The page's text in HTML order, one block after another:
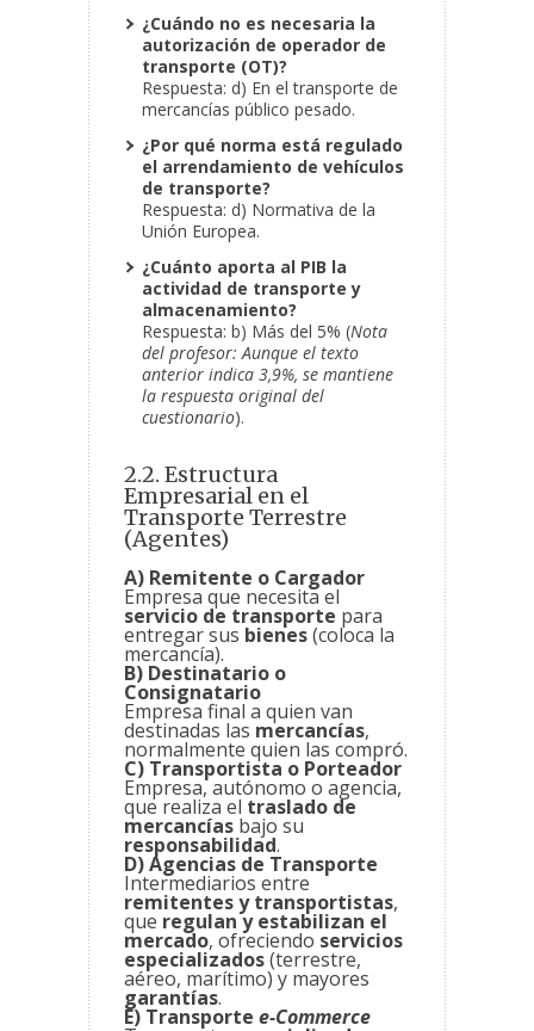
¿Cuándo no es necesaria la
autorización de operador de
transporte (OT)?
Respuesta: d) En el transporte de
mercancías público pesado.
¿Por qué norma está regulado
el arrendamiento de vehículos
de transporte?
Respuesta: d) Normativa de la
Unión Europea.
¿Cuánto aporta al PIB la
actividad de transporte y
almacenamiento?
Respuesta: b) Más del 5% (Nota
del profesor: Aunque el texto
anterior indica 3,9%, se mantiene
la respuesta original del
cuestionario).
2.2. Estructura
Empresarial en el
Transporte Terrestre
(Agentes)
A) Remitente o Cargador
Empresa que necesita el
servicio de transporte para
entregar sus bienes(coloca la
mercancía).
B) Destinatario o
Consignatario
Empresa final a quien van
destinadas las mercancías,
normalmente quien las compró.
C) Transportista o Porteador
Empresa, autónomo o agencia,
que realiza el traslado de
mercancías bajo su
responsabilidad.
D) Agencias de Transporte
Intermediarios entre
remitentes y transportistas,
que regulan y estabilizan el
mercado, ofreciendo servicios
especializados(terrestre,
aéreo, marítimo) y mayores
garantías.
E) Transporte e-Commerce